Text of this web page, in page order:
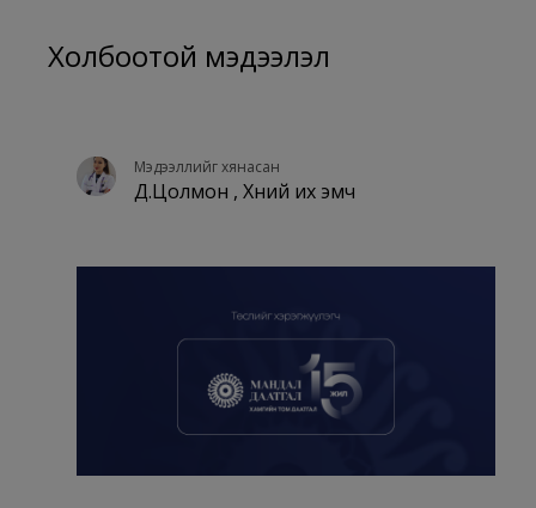
Холбоотой мэдээлэл
Мэдээллийг хянасан
Д.Цолмон , Хүний их эмч